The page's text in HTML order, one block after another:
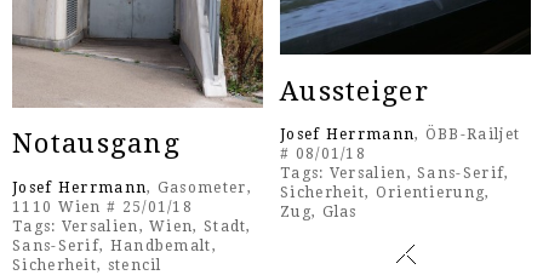
Notausgang
Josef Herrmann, Gasometer,
1110 Wien # 25/01/18
Tags: Versalien ,Wien, Stadt,
Sans-Serif, Handbemalt,
Sicherheit, stencil
Aussteiger
Josef Herrmann, ÖBB-Railjet
# 08/01/18
Tags: Versalien,Sans-Serif,
Sicherheit, Orientierung,
Zug, Glas